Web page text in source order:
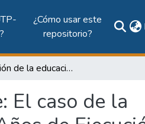
¿Cómo usar este
repositorio?
Virtualización de la educación y formación docente: El caso de la Universidad Tecnológica de Panamá Luego de 10 Años de Ejecución
El caso de la